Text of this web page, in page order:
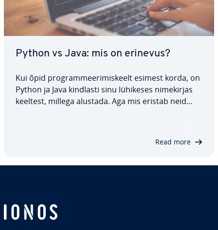
Python vs Java: mis on erinevus?
Kui õpid prog­ram­mee­ri­mis­keelt esimest korda, on
Python ja Java kindlasti sinu lühikeses ni­me­kir­jas
keeltest, millega alustada. Aga mis eristab neid
Read more